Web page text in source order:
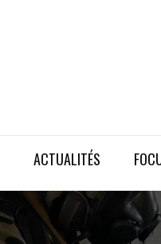
ACTUALITÉS